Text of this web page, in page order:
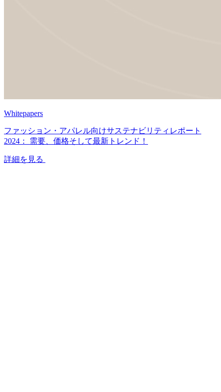
Whitepapers
ファッション・アパレル向けサステナビリティレポート
2024： 需要、価格そして最新トレンド！
詳細を見る